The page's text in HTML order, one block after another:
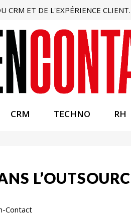
CRM ET DE L'EXPÉRIENCE CLIENT.
CRM TECHNO RH
Contact